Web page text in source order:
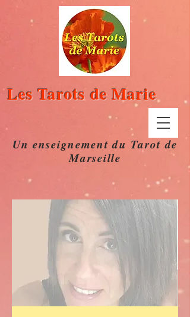
Un enseignement du Tarot de
Marseille
Les Tarots de Marie